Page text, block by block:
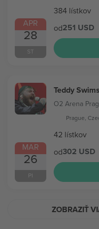
APR
28
ST
384 lístkov
od251 USD
MAR
26
PI
Teddy Swims
O2 Arena
Prague,
42 lístkov
od302 USD
ZOBRAZIŤ